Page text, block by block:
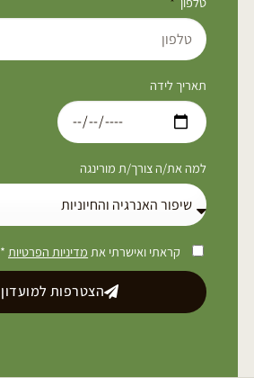
תאריך לידה
למה את/ה צורך/ת מורינגה
קראתי ואישרתי את מדיניות הפרטיות *
הצטרפות למועדון